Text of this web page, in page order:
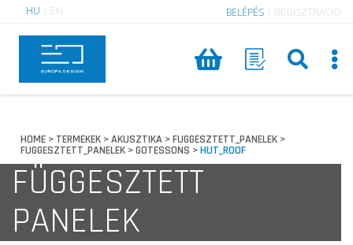
HU EN BELÉPÉS REGISZTRÁCIÓ
HOME > TERMEKEK >AKUSZTIKA >FUGGESZTETT_PANELEK >
FUGGESZTETT_PANELEK >GOTESSONS >HUT_ROOF
FÜGGESZTETT
PANELEK